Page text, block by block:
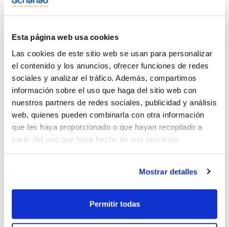
Esta página web usa cookies
Las cookies de este sitio web se usan para personalizar
el contenido y los anuncios, ofrecer funciones de redes
sociales y analizar el tráfico. Además, compartimos
información sobre el uso que haga del sitio web con
nuestros partners de redes sociales, publicidad y análisis
web, quienes pueden combinarla con otra información
que les haya proporcionado o que hayan recopilado a
partir del uso que haya hecho de sus servicios.
Mostrar detalles
Permitir todas
Diámetro
7,90
Diámetro
4,80 1,60
15
Referencia
ACF00012-C
Envase
Precio
Comprar
Disponibilidad
Ver stock
9,50
Diámetro
interno (mm)
4,80 2,40